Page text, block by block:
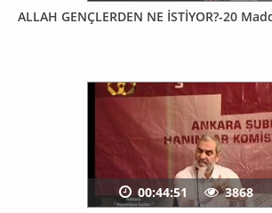
ALLAH GENÇLERDEN NE İSTİYOR?-20
00:44:51 3868